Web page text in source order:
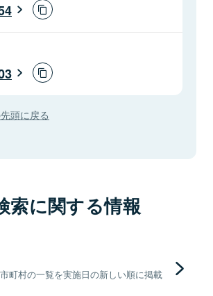
頭に戻る
索に関する情報
町村の一覧を実施日の新しい順に掲載